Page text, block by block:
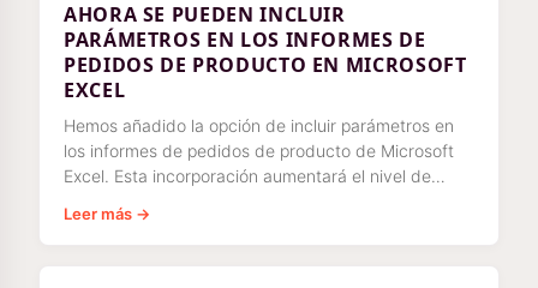
AHORA SE PUEDEN INCLUIR
PARÁMETROS EN LOS INFORMES DE
PEDIDOS DE PRODUCTO EN MICROSOFT
EXCEL
Hemos añadido la opción de incluir parámetros en
los informes de pedidos de producto de Microsoft
Excel. Esta incorporación aumentará el nivel de
Leer más →